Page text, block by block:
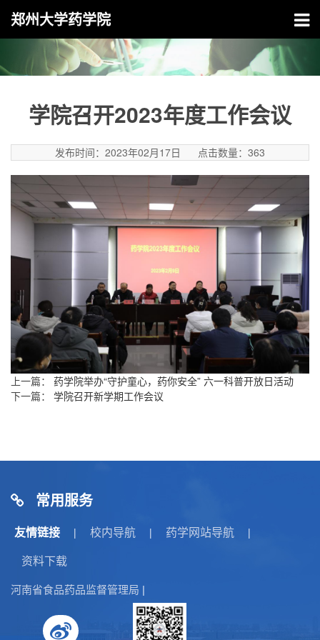
郑州大学药学院
学院召开2023年度工作会议
发布时间：2023年02月17日 点击数量： 363
上一篇： 药学院举办“守护童心，药你安全” 六一科普开放日活动
下一篇： 学院召开新学期工作会议
常用服务
友情链接 | 校内导航 | 药学网站导航 |
资料下载
河南省食品药品监督管理局 |